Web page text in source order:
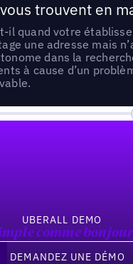
trouvent en
il quand votre
une adresse mais
dans la
à cause d’un
UBERALL DEMO
comme
une démo
DEMANDEZ UNE DÉMO